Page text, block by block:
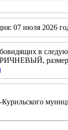
07 июля 2026
в